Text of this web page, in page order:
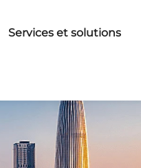
Services et solutions